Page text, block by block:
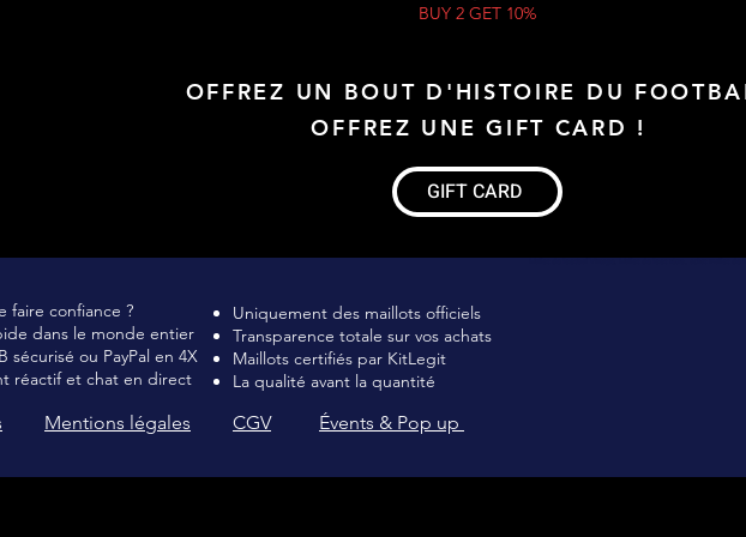
BUY 2 GET 10%
OFFREZ UN BOUT D'HISTOIRE DU
OFFREZ UNE GIFT CARD !
GIFT CARD
faire confiance ?
dans le monde entier
sécurisé ou PayPal en 4X
réactif et chat en direct
Uniquement des maillots officiels
Transparence totale sur vos achats
Maillots certifiés par KitLegit
La qualité avant la quantité
Mentions légales CGV Évents & Pop up